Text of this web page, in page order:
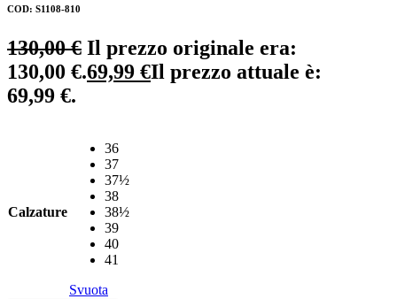
COD: S1108-810
130,00€ Il prezzo originale era:
130,00 €.69,99 €Il prezzo attuale è:
69,99 €.
Calzature
36
37
37½
38
38½
39
40
41
Svuota